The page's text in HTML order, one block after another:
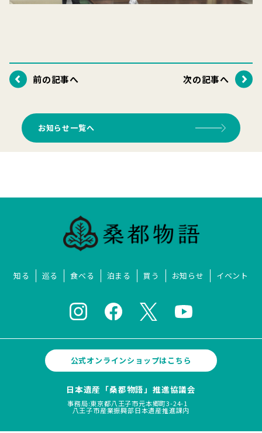
前の記事へ 次の記事へ
お知らせ一覧へ
知る 巡る 食べる 泊まる 買う お知らせ イベント
公式オンラインショップはこちら
日本遺産「桑都物語」推進協議会
事務局:東京都八王子市元本郷町3-24-1
八王子市産業振興部日本遺産推進課内